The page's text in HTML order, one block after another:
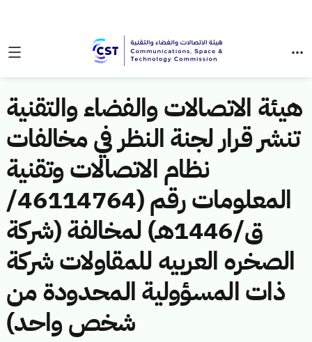
هيئة الاتصالات والفضاء والتقنية
تنشر قرار لجنة النظر في مخالفات
نظام الاتصالات وتقنية
المعلومات رقم (46114764/
ق/1446هـ) لمخالفة (شركة
الصخره العربيه للمقاولات شركة
ذات المسؤولية المحدودة من
شخص واحد)